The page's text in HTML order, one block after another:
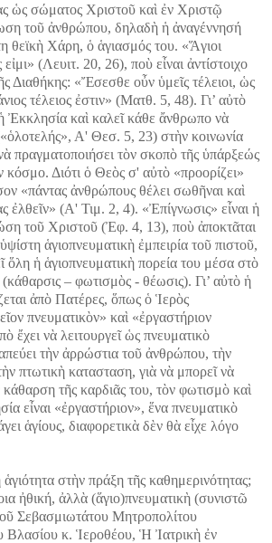
ὡς σώματος Χριστοῦ καὶ ἐν Χριστῷ
τοῦ ἀνθρώπου, δηλαδὴ ἡ ἀναγέννησή
θεϊκὴ Χάρη, ὁ ἁγιασμός του. «Ἅγιοι
(Λευιτ. 20, 26), ποὺ εἶναι ἀντίστοιχο
Διαθήκης: «Ἔσεσθε οὖν ὑμεῖς τέλειοι, ὡς
τέλειος ἐστιν» (Ματθ. 5, 48). Γι’ αὐτὸ
Ἐκκλησία καὶ καλεῖ κάθε ἄνθρωπο νὰ
Α' Θεσ. 5, 23) στὴν κοινωνία
πραγματοποιήσει τὸν σκοπὸ τῆς ὑπάρξεώς
Διότι ὁ Θεὸς σ' αὐτὸ «προορίζει»
«πάντας ἀνθρώπους θέλει σωθῆναι καὶ
ἐλθεῖν» (Α' Τιμ. 2, 4). «Ἐπίγνωσις» εἶναι ἡ
τοῦ Χριστοῦ (Ἐφ. 4, 13), ποὺ ἀποκτᾶται
ἁγιοπνευματικὴ ἐμπειρία τοῦ πιστοῦ,
ὅλη ἡ ἁγιοπνευματικὴ πορεία του μέσα στὸ
– φωτισμὸς - θέωσις). Γι’ αὐτὸ ἡ
ἀπὸ Πατέρες, ὅπως ὁ Ἱερὸς
πνευματικὸν» καὶ «ἐργαστήριον
ἔχει νὰ λειτουργεῖ ὡς πνευματικὸ
τὴν ἀρρώστια τοῦ ἀνθρώπου, τὴν
πτωτικὴ κατασταση, γιὰ νὰ μπορεῖ νὰ
τῆς καρδιᾶς του, τὸν φωτισμὸ καὶ
εἶναι «ἐργαστήριον», ἕνα πνευματικὸ
ἁγίους, διαφορετικὰ δὲν θὰ εἶχε λόγο
στὴν πράξη τῆς καθημερινότητας;
ἠθική, ἀλλὰ (ἅγιο)πνευματικὴ (συνιστῶ
Σεβασμιωτάτου Μητροπολίτου
Βλασίου κ. Ἱεροθέου, Ἡ Ἰατρικὴ ἐν